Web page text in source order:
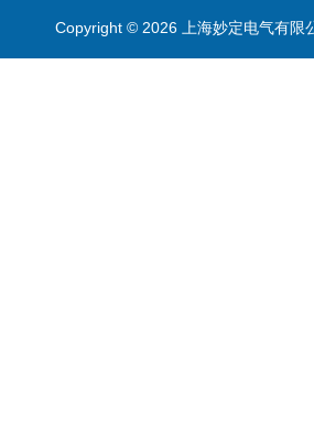
Copyright © 2026 上海妙定电气有限